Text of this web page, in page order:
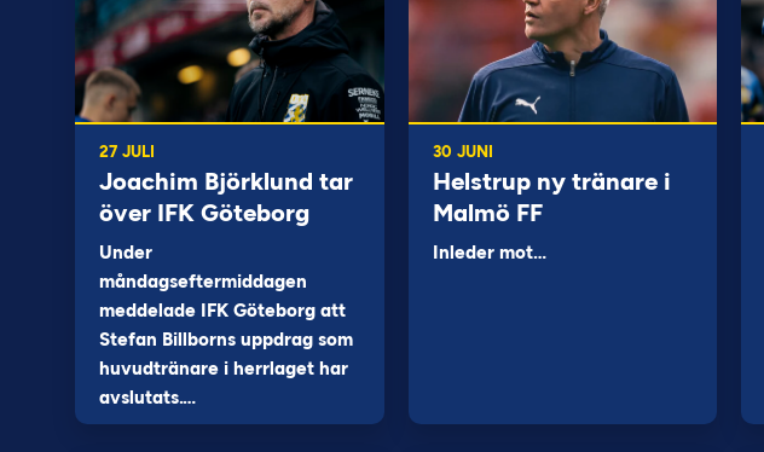
27 JULI
Joachim Björklund tar
över IFK Göteborg
Under
måndagseftermiddagen
meddelade IFK Göteborg att
Stefan Billborns uppdrag som
huvudtränare i herrlaget har
avslutats.…
30 JUNI
Helstrup ny tränare i
Malmö FF
Inleder mot…